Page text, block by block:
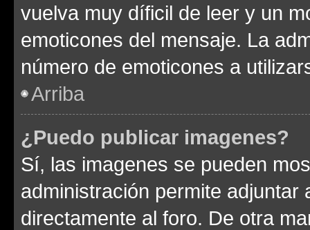
vuelva muy díficil de leer y un
emoticones del mensaje. La
número de emoticones a
Arriba
¿Puedo publicar imagenes?
Sí, las imagenes se pueden
administración permite
directamente al foro. De otra